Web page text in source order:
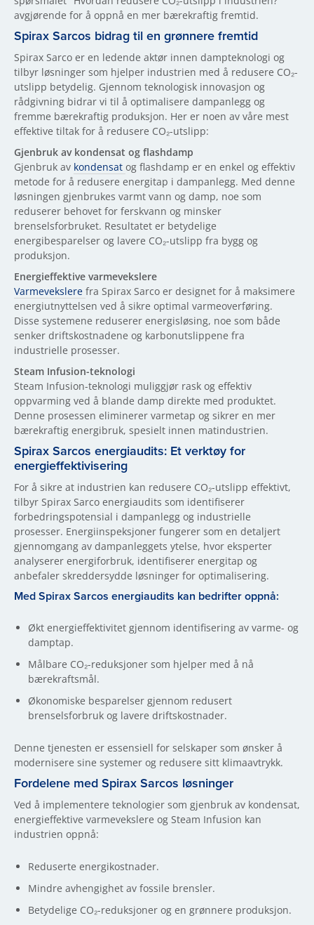
avgjørende for å oppnå en mer bærekraftig fremtid.
Spirax Sarcos bidrag til en grønnere fremtid
Spirax Sarco er en ledende aktør innen dampteknologi og
tilbyr løsninger som hjelper industrien med å redusere CO₂-
utslipp betydelig. Gjennom teknologisk innovasjon og
rådgivning bidrar vi til å optimalisere dampanlegg og
fremme bærekraftig produksjon. Her er noen av våre mest
effektive tiltak for å redusere CO₂-utslipp:
Gjenbruk av kondensat og flashdamp
Gjenbruk av kondensat og flashdamp er en enkel og effektiv
metode for å redusere energitap i dampanlegg. Med denne
løsningen gjenbrukes varmt vann og damp, noe som
reduserer behovet for ferskvann og minsker
brenselsforbruket. Resultatet er betydelige
energibesparelser og lavere CO₂-utslipp fra bygg og
produksjon.
Energieffektive varmevekslere
Varmevekslere fra Spirax Sarco er designet for å maksimere
energiutnyttelsen ved å sikre optimal varmeoverføring.
Disse systemene reduserer energisløsing, noe som både
senker driftskostnadene og karbonutslippene fra
industrielle prosesser.
Steam Infusion-teknologi
Steam Infusion-teknologi muliggjør rask og effektiv
oppvarming ved å blande damp direkte med produktet.
Denne prosessen eliminerer varmetap og sikrer en mer
bærekraftig energibruk, spesielt innen matindustrien.
Spirax Sarcos energiaudits: Et verktøy for
energieffektivisering
For å sikre at industrien kan redusere CO₂-utslipp effektivt,
tilbyr Spirax Sarco energiaudits som identifiserer
forbedringspotensial i dampanlegg og industrielle
prosesser. Energiinspeksjoner fungerer som en detaljert
gjennomgang av dampanleggets ytelse, hvor eksperter
analyserer energiforbruk, identifiserer energitap og
anbefaler skreddersydde løsninger for optimalisering.
Med Spirax Sarcos energiaudits kan bedrifter oppnå:
Økt energieffektivitet gjennom identifisering av varme- og
damptap.
Målbare CO₂-reduksjoner som hjelper med å nå
bærekraftsmål.
Økonomiske besparelser gjennom redusert
brenselsforbruk og lavere driftskostnader.
Denne tjenesten er essensiell for selskaper som ønsker å
modernisere sine systemer og redusere sitt klimaavtrykk.
Fordelene med Spirax Sarcos løsninger
Ved å implementere teknologier som gjenbruk av kondensat,
energieffektive varmevekslere og Steam Infusion kan
industrien oppnå:
Reduserte energikostnader.
Mindre avhengighet av fossile brensler.
Betydelige CO₂-reduksjoner og en grønnere produksjon.